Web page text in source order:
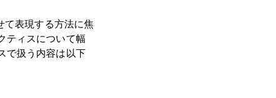
て表現する方法に焦
ティスについて幅
で扱う内容は以下